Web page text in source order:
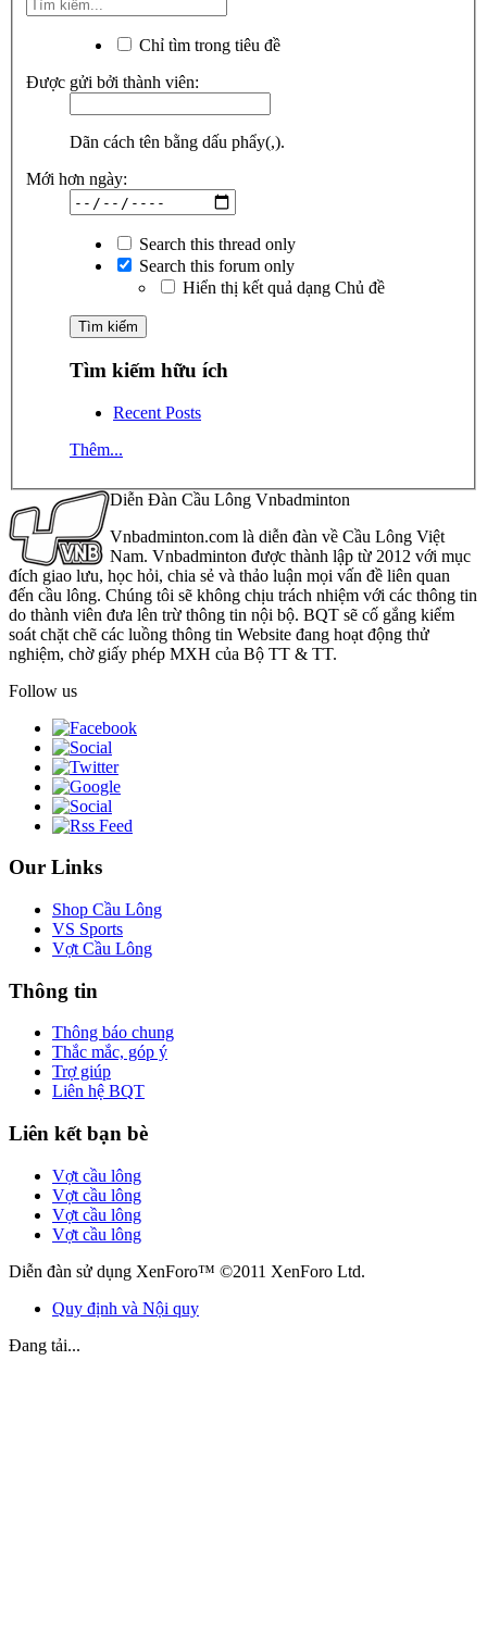
Chỉ tìm trong tiêu đề
Được gửi bởi thành viên:
Dãn cách tên bằng dấu phẩy(,).
Mới hơn ngày:
Search this thread only
Search this forum only
Hiển thị kết quả dạng Chủ đề
Tìm kiếm hữu ích
Recent Posts
Thêm...
Diễn Đàn Cầu Lông Vnbadminton
Vnbadminton.com là diễn đàn về Cầu Lông Việt
Nam. Vnbadminton được thành lập từ 2012 với mục
đích giao lưu, học hỏi, chia sẻ và thảo luận mọi vấn đề liên quan
đến cầu lông. Chúng tôi sẽ không chịu trách nhiệm với các thông tin
do thành viên đưa lên trừ thông tin nội bộ. BQT sẽ cố gắng kiểm
soát chặt chẽ các luồng thông tin Website đang hoạt động thử
nghiệm, chờ giấy phép MXH của Bộ TT & TT.
Follow us
Our Links
Shop Cầu Lông
VS Sports
Vợt Cầu Lông
Thông tin
Thông báo chung
Thắc mắc, góp ý
Trợ giúp
Liên hệ BQT
Liên kết bạn bè
Vợt cầu lông
Vợt cầu lông
Vợt cầu lông
Vợt cầu lông
Diễn đàn sử dụng XenForo™ ©2011 XenForo Ltd.
Quy định và Nội quy
Đang tải...